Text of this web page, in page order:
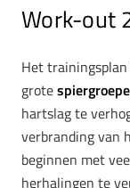
Work-out
Het
grote
hartslag te
verbranding van
beginnen met
herhalingen te